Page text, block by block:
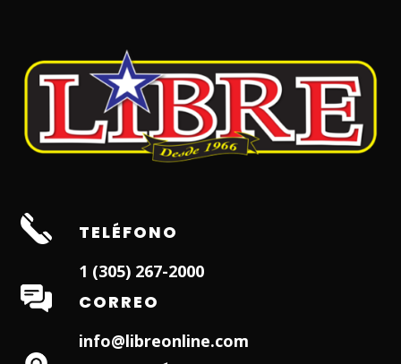
TELÉFONO
1 (305) 267-2000
CORREO
info@libreonline.com